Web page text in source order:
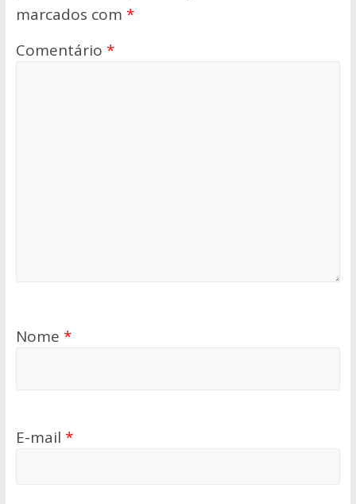
marcados com *
Comentário *
Nome *
E-mail *